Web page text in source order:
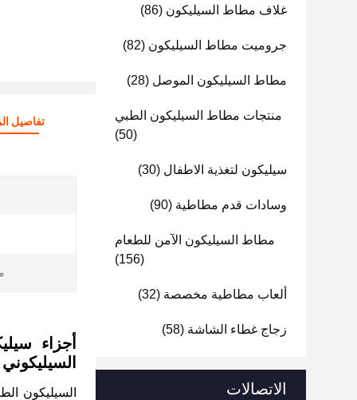
غلاف مطاط السيليكون (86)
جروميت مطاط السيليكون (82)
مطاط السيليكون الموصل (28)
منتجات مطاط السيليكون الطبي
(50)
سيليكون لتغذية الاطفال (30)
وسادات قدم مطاطية (90)
مطاط السيليكون الآمن للطعام
(156)
ألعاب مطاطية مخصصة (32)
زجاج غطاء الشاشة (58)
الاتصالات
تفاصيل
أجزاء
السيليكون